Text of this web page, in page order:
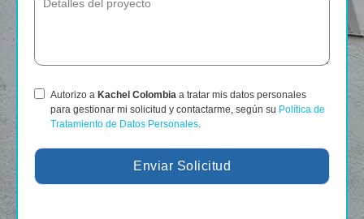
Autorizo a Kachel Colombia a tratar mis datos personales
para gestionar mi solicitud y contactarme, según su Política de
Tratamiento de Datos Personales
Enviar Solicitud